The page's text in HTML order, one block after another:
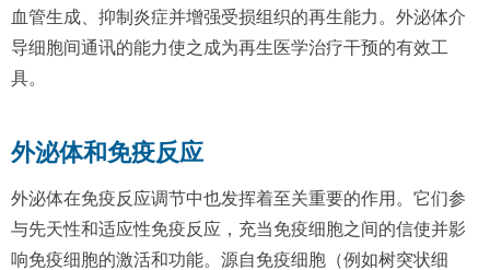
血管生成、抑制炎症并增强受损组织的再生能力。外泌体介
导细胞间通讯的能力使之成为再生医学治疗干预的有效工
具。
外泌体和免疫反应
外泌体在免疫反应调节中也发挥着至关重要的作用。它们参
与先天性和适应性免疫反应，充当免疫细胞之间的信使并影
响免疫细胞的激活和功能。源自免疫细胞（例如树突状细